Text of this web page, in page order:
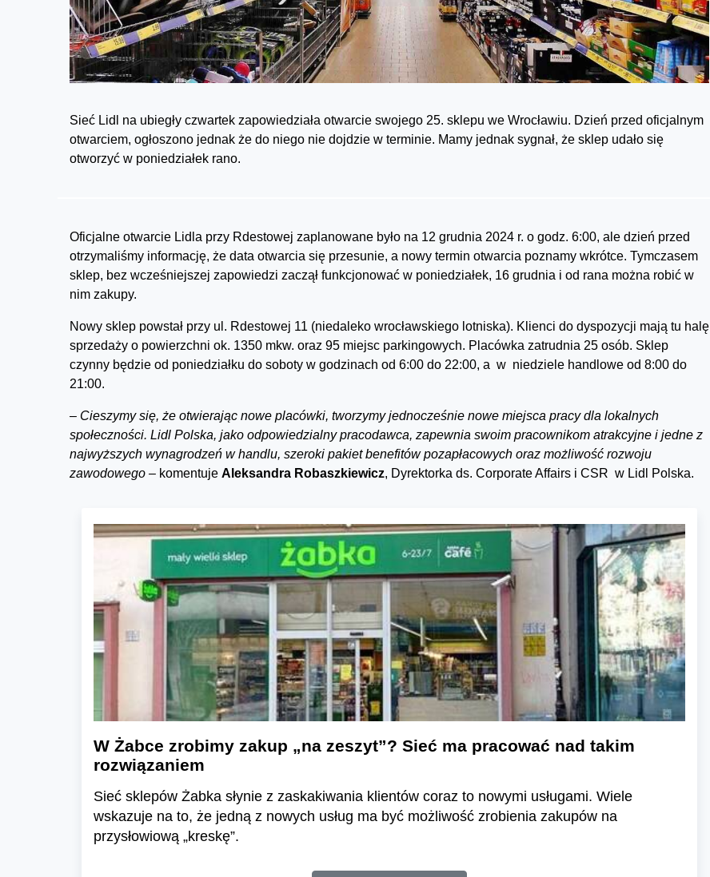
Sieć Lidl na ubiegły czwartek zapowiedziała otwarcie swojego 25. sklepu we Wrocławiu. Dzień przed oficjalnym
otwarciem, ogłoszono jednak że do niego nie dojdzie w terminie. Mamy jednak sygnał, że sklep udało się
otworzyć w poniedziałek rano.
Oficjalne otwarcie Lidla przy Rdestowej zaplanowane było na 12 grudnia 2024 r. o godz. 6:00, ale dzień przed
otrzymaliśmy informację, że data otwarcia się przesunie, a nowy termin otwarcia poznamy wkrótce. Tymczasem
sklep, bez wcześniejszej zapowiedzi zaczął funkcjonować w poniedziałek, 16 grudnia i od rana można robić w
nim zakupy.
Nowy sklep powstał przy ul. Rdestowej 11 (niedaleko wrocławskiego lotniska). Klienci do dyspozycji mają tu halę
sprzedaży o powierzchni ok. 1350 mkw. oraz 95 miejsc parkingowych. Placówka zatrudnia 25 osób. Sklep
czynny będzie od poniedziałku do soboty w godzinach od 6:00 do 22:00, a w niedziele handlowe od 8:00 do
21:00.
– Cieszymy się, że otwierając nowe placówki, tworzymy jednocześnie nowe miejsca pracy dla lokalnych
społeczności. Lidl Polska, jako odpowiedzialny pracodawca, zapewnia swoim pracownikom atrakcyjne i jedne z
najwyższych wynagrodzeń w handlu, szeroki pakiet benefitów pozapłacowych oraz możliwość rozwoju
zawodowego – komentuje Aleksandra Robaszkiewicz, Dyrektorka ds. Corporate Affairs i CSR w Lidl Polska.
W Żabce zrobimy zakup „na zeszyt”? Sieć ma pracować nad takim
rozwiązaniem
Sieć sklepów Żabka słynie z zaskakiwania klientów coraz to nowymi usługami. Wiele
wskazuje na to, że jedną z nowych usług ma być możliwość zrobienia zakupów na
przysłowiową „kreskę”.